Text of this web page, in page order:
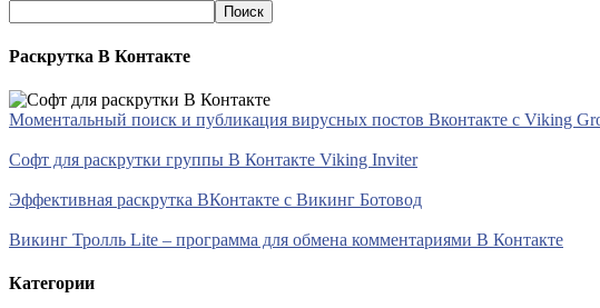
Раскрутка В Контакте
Моментальный поиск и публикация вирусных постов Вконтакте с Viking
Софт для раскрутки группы В Контакте Viking Inviter
Эффективная раскрутка ВКонтакте с Викинг Ботовод
Викинг Тролль Lite – программа для обмена комментариями В Контакте
Категории